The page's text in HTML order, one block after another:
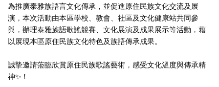
為推廣泰雅族語言文化傳承，並促進原住民族文化交流及展
演，本次活動由本區學校、教會、社區及文化健康站共同參
與，辦理泰雅族語歌謠競賽、文化展演及成果展示等活動，藉
以展現本區原住民族文化特色及族語傳承成果。
誠摯邀請蒞臨欣賞原住民族歌謠藝術，感受文化溫度與傳承精
神✨！